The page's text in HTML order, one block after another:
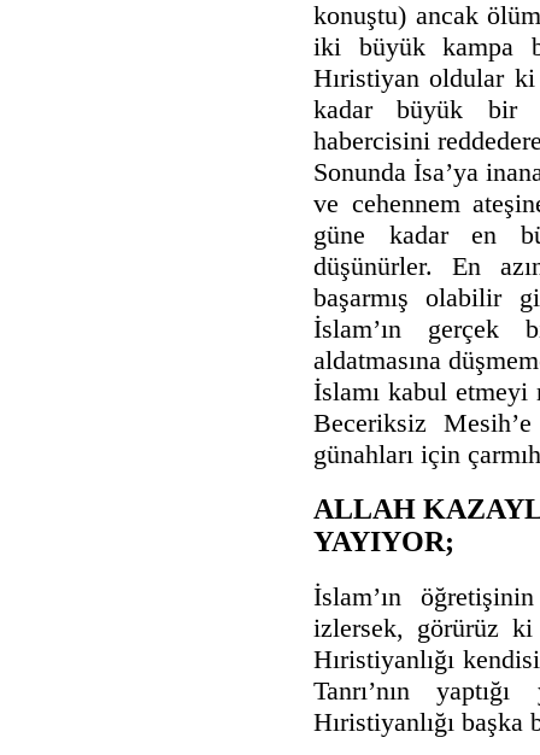
konuştu) ancak
iki büyük kampa
Hıristiyan oldular ki
kadar büyük bir
habercisini
Sonunda İsa’ya
ve cehennem
güne kadar en
düşünürler. En
başarmış olabilir
İslam’ın gerçek
aldatmasına
İslamı kabul etmeyi
Beceriksiz
günahları için
ALLAH
YAYIYOR;
İslam’ın
izlersek, görürüz ki
Hıristiyanlığı
Tanrı’nın
Hıristiyanlığı başka